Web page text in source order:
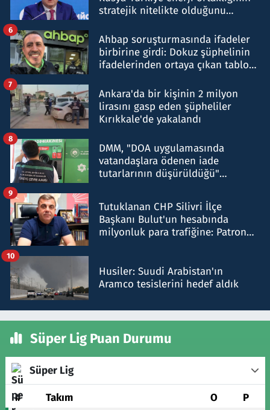
stratejik nitelikte olduğunu
Ahbap soruşturmasında ifadeler
birbirine girdi: Dokuz şüphelinin
ifadelerinden ortaya çıkan tablo
6
Ankara'da bir kişinin 2 milyon
lirasını gasp eden şüpheliler
Kırıkkale'de yakalandı
7
DMM, "DOA uygulamasında
vatandaşlara ödenen iade
tutarlarının düşürüldüğü"
8
Tutuklanan CHP Silivri İlçe
Başkanı Bulut'un hesabında
milyonluk para trafiğine: Patron
9
Husiler: Suudi Arabistan'ın
Aramco tesislerini hedef aldık
10
Süper Lig Puan Durumu
Süper Lig
# Takım O P